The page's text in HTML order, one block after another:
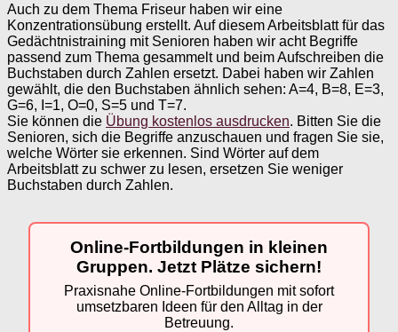
Auch zu dem Thema Friseur haben wir eine
Konzentrationsübung erstellt. Auf diesem Arbeitsblatt für das
Gedächtnistraining mit Senioren haben wir acht Begriffe
passend zum Thema gesammelt und beim Aufschreiben die
Buchstaben durch Zahlen ersetzt. Dabei haben wir Zahlen
gewählt, die den Buchstaben ähnlich sehen: A=4, B=8, E=3,
G=6, I=1, O=0, S=5 und T=7.
Sie können die Übung kostenlos ausdrucken. Bitten Sie die
Senioren, sich die Begriffe anzuschauen und fragen Sie sie,
welche Wörter sie erkennen. Sind Wörter auf dem
Arbeitsblatt zu schwer zu lesen, ersetzen Sie weniger
Buchstaben durch Zahlen.
Online-Fortbildungen in kleinen
Gruppen. Jetzt Plätze sichern!
Praxisnahe Online-Fortbildungen mit sofort
umsetzbaren Ideen für den Alltag in der
Betreuung.